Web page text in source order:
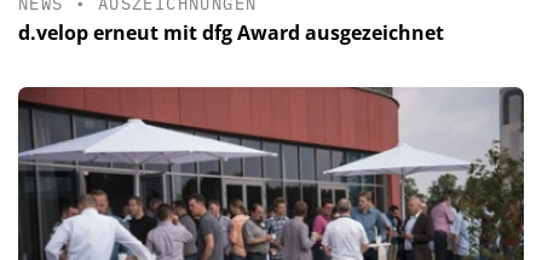
d.velop erneut mit dfg Award ausgezeichnet